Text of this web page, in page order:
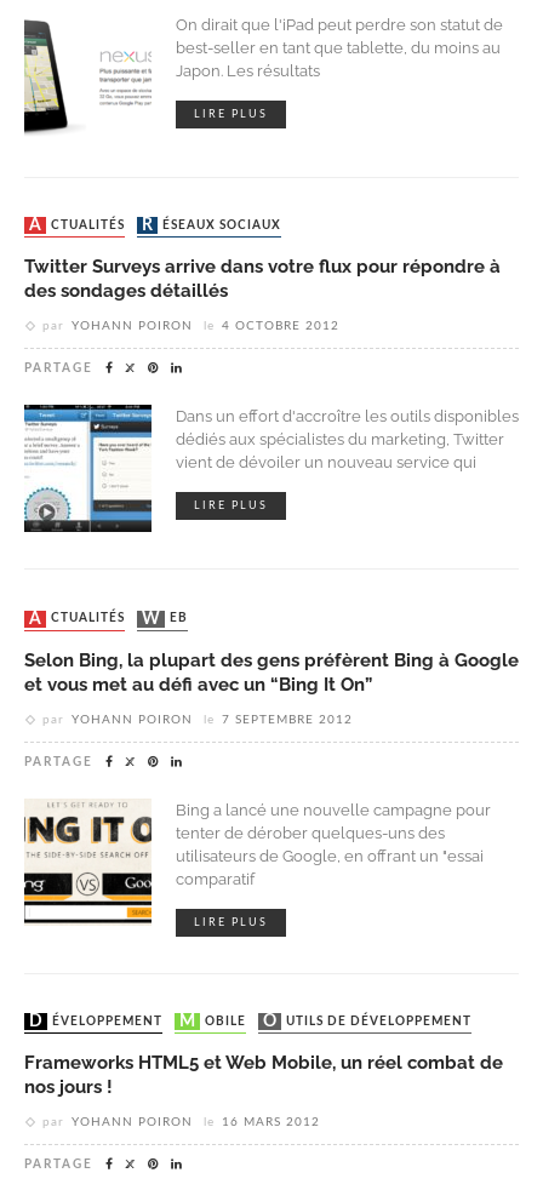
On dirait que l'iPad peut perdre son statut de
best-seller en tant que tablette, du moins au
Japon. Les résultats
LIRE PLUS
ACTUALITÉS RÉSEAUX SOCIAUX
Twitter Surveys arrive dans votre flux pour répondre à
des sondages détaillés
par YOHANN POIRON le 4 OCTOBRE 2012
PARTAGE
Dans un effort d'accroître les outils disponibles
dédiés aux spécialistes du marketing, Twitter
vient de dévoiler un nouveau service qui
LIRE PLUS
ACTUALITÉS WEB
Selon Bing, la plupart des gens préfèrent Bing à Google
et vous met au défi avec un “Bing It On”
par YOHANN POIRON le 7 SEPTEMBRE 2012
PARTAGE
Bing a lancé une nouvelle campagne pour
tenter de dérober quelques-uns des
utilisateurs de Google, en offrant un "essai
comparatif
LIRE PLUS
DÉVELOPPEMENT MOBILE OUTILS DE DÉVELOPPEMENT
Frameworks HTML5 et Web Mobile, un réel combat de
nos jours !
par YOHANN POIRON le 16 MARS 2012
PARTAGE